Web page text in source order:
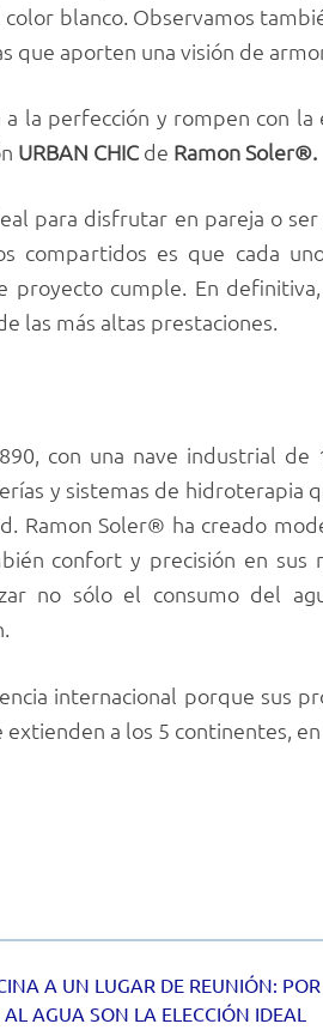
blanco. Observamos
aporten una visión de
la perfección y rompen con
URBAN CHIC de Ramon Soler®.
para disfrutar en pareja o
compartidos es que cada
cumple. En
las más altas prestaciones.
con una nave industrial de
y sistemas de hidroterapia
Ramon Soler® ha creado
confort y precisión en sus
no sólo el consumo del
internacional porque sus
a los 5 continentes, en
A UN LUGAR DE REUNIÓN:
AGUA SON LA ELECCIÓN IDEAL